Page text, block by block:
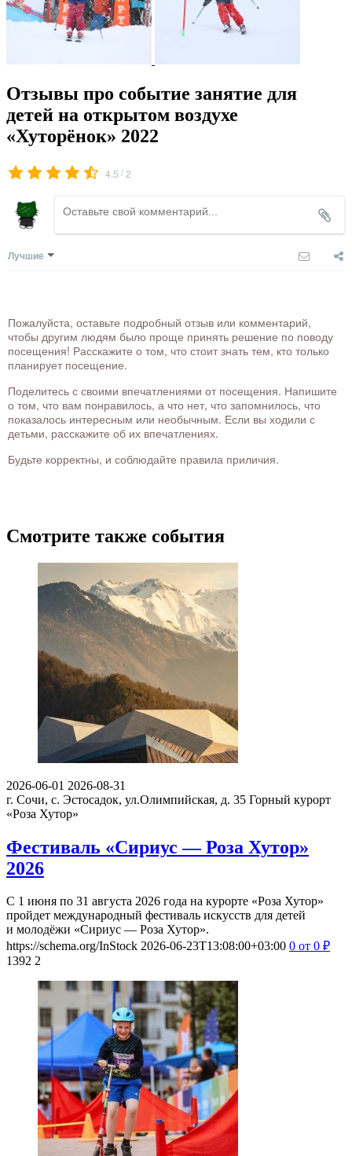
Отзывы про событие занятие для
детей на открытом воздухе
«Хуторёнок» 2022
4.5 /2
Лучшие
Пожалуйста, оставьте подробный отзыв или комментарий,
чтобы другим людям было проще принять решение по поводу
посещения! Расскажите о том, что стоит знать тем, кто только
планирует посещение.
Поделитесь с своими впечатлениями от посещения. Напишите
о том, что вам понравилось, а что нет, что запомнилось, что
показалось интересным или необычным. Если вы ходили с
детьми, расскажите об их впечатлениях.
Будьте корректны, и соблюдайте правила приличия.
Смотрите также события
2026-06-01 2026-08-31
г. Сочи, с. Эстосадок, ул.Олимпийская, д. 35 Горный курорт
«Роза Хутор»
Фестиваль «Сириус — Роза Хутор»
2026
С 1 июня по 31 августа 2026 года на курорте «Роза Хутор»
пройдет международный фестиваль искусств для детей
и молодёжи «Сириус — Роза Хутор».
https://schema.org/InStock 2026-06-23T13:08:00+03:00 0 от 0 ₽
1392 2